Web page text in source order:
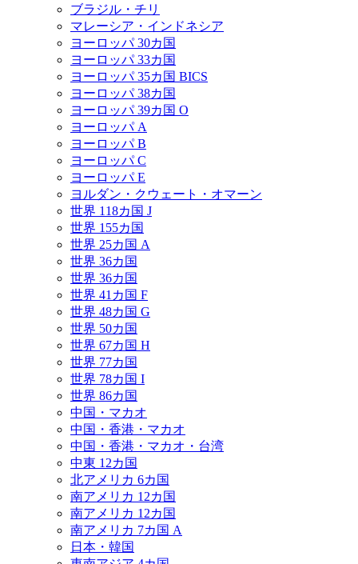
ブラジル・チリ
マレーシア・インドネシア
ヨーロッパ 30カ国
ヨーロッパ 33カ国
ヨーロッパ 35カ国 BICS
ヨーロッパ 38カ国
ヨーロッパ 39カ国 O
ヨーロッパ A
ヨーロッパ B
ヨーロッパ C
ヨーロッパ E
ヨルダン・クウェート・オマーン
世界 118カ国 J
世界 155カ国
世界 25カ国 A
世界 36カ国
世界 36カ国
世界 41カ国 F
世界 48カ国 G
世界 50カ国
世界 67カ国 H
世界 77カ国
世界 78カ国 I
世界 86カ国
中国・マカオ
中国・香港・マカオ
中国・香港・マカオ・台湾
中東 12カ国
北アメリカ 6カ国
南アメリカ 12カ国
南アメリカ 12カ国
南アメリカ 7カ国 A
日本・韓国